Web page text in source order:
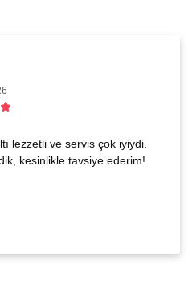
lezzetli ve servis çok iyiydi.
kesinlikle tavsiye ederim!